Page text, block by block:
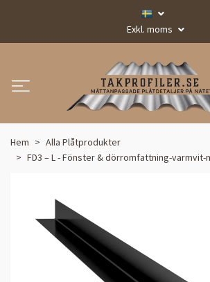
Exkl. moms
Hem
Alla Plåtprodukter
FD3 – L - Fönster & dörromfattning-varmvit-